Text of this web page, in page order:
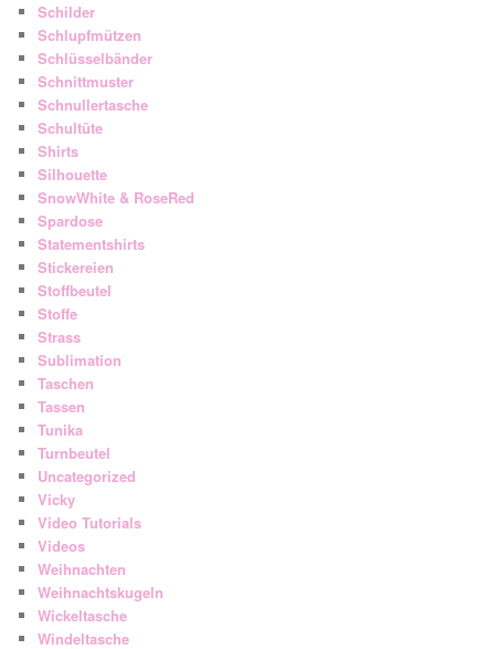
Schilder
Schlupfmützen
Schlüsselbänder
Schnittmuster
Schnullertasche
Schultüte
Shirts
Silhouette
SnowWhite & RoseRed
Spardose
Statementshirts
Stickereien
Stoffbeutel
Stoffe
Strass
Sublimation
Taschen
Tassen
Tunika
Turnbeutel
Uncategorized
Vicky
Video Tutorials
Videos
Weihnachten
Weihnachtskugeln
Wickeltasche
Windeltasche